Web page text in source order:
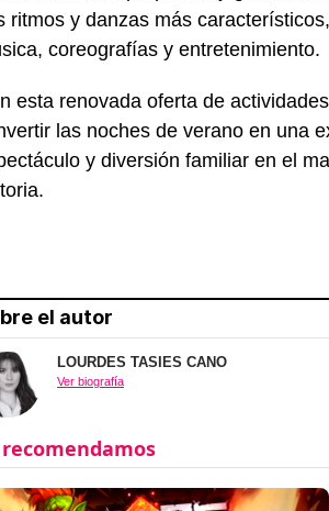
ritmos y danzas más
coreografías y entretenimiento.
esta renovada oferta de
las noches de verano en una
y diversión familiar en el
el autor
LOURDES TASIES CANO
Ver biografía